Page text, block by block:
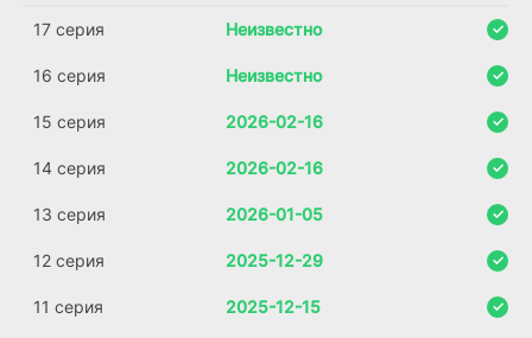
17 серия Неизвестно
16 серия Неизвестно
15 серия 2026-02-16
14 серия 2026-02-16
13 серия 2026-01-05
12 серия 2025-12-29
11 серия 2025-12-15